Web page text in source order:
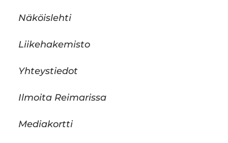
Näköislehti
Liikehakemisto
Yhteystiedot
Ilmoita Reimarissa
Mediakortti